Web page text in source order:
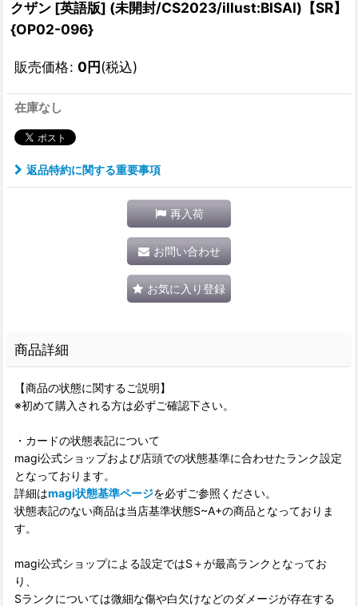
クザン [英語版] (未開封/CS2023/illust:BISAI)【SR】
{OP02-096}
販売価格: 0円(税込)
在庫なし
返品特約に関する重要事項
再入荷
お問い合わせ
お気に入り登録
商品詳細
【商品の状態に関するご説明】
※初めて購入される方は必ずご確認下さい。
・カードの状態表記について
magi公式ショップおよび店頭での状態基準に合わせたランク設定
となっております。
詳細はmagi状態基準ページを必ずご参照ください。
状態表記のない商品は当店基準状態S~A+の商品となっておりま
す。
magi公式ショップによる設定ではS＋が最高ランクとなってお
り、
Sランクについては微細な傷や白欠けなどのダメージが存在する